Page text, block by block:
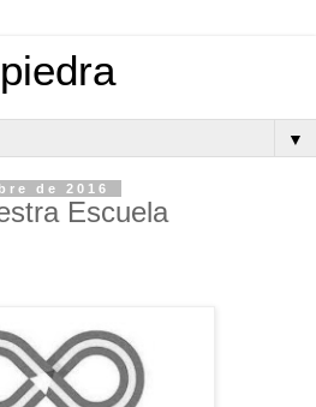
▼
de 2016
Escuela